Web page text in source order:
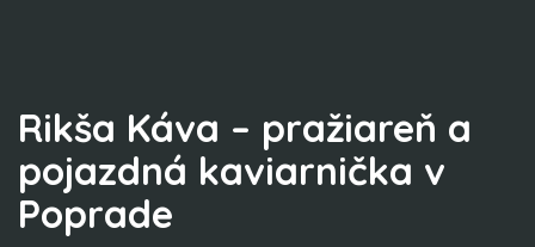
Rikša Káva – pražiareň a
pojazdná kaviarnička v
Poprade